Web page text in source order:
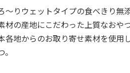
～りウェットタイプの食べきり無
材の産地にこだわった上質なおやつ
各地からのお取り寄せ素材を使用